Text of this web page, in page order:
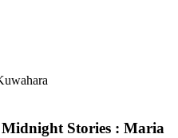
Stories : Maria